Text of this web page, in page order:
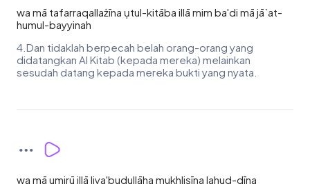
wa mā tafarraqallażīna ụtul-kitāba illā mim ba'di mā jā`at-
humul-bayyinah
4.Dan tidaklah berpecah belah orang-orang yang
didatangkan Al Kitab (kepada mereka) melainkan
sesudah datang kepada mereka bukti yang nyata.
wa mā umirū illā liya'budullāha mukhliṣīna lahud-dīna